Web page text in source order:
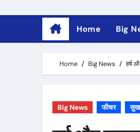
Home Big
Home Big News हर्ष
Big News फीचर सुख